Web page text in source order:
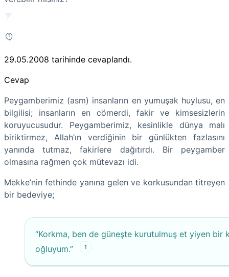
29.05.2008 tarihinde cevaplandı.
Cevap
Peygamberimiz (asm) insanların en yumuşak huylusu, en
bilgilisi; insanların en cömerdi, fakir ve kimsesizlerin
koruyucusudur. Peygamberimiz, kesinlikle dünya malı
biriktirmez, Allah’ın verdiğinin bir günlükten fazlasını
yanında tutmaz, fakirlere dağıtırdı. Bir peygamber
olmasına rağmen çok mütevazı idi.
Mekke’nin fethinde yanına gelen ve korkusundan titreyen
bir bedeviye;
“Korkma, ben de güneşte kurutulmuş et yiyen bir
oğluyum.”
1